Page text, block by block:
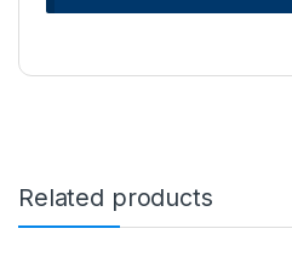
Related products